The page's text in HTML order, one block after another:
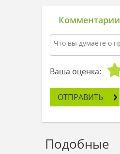
Комментарии
Ваша оценка:
ОТПРАВИТЬ
Подобные